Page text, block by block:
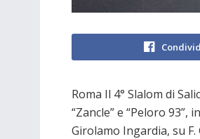
Roma Il 4° Slalom di
“Zancle” e “Peloro
Girolamo Ingardia, su